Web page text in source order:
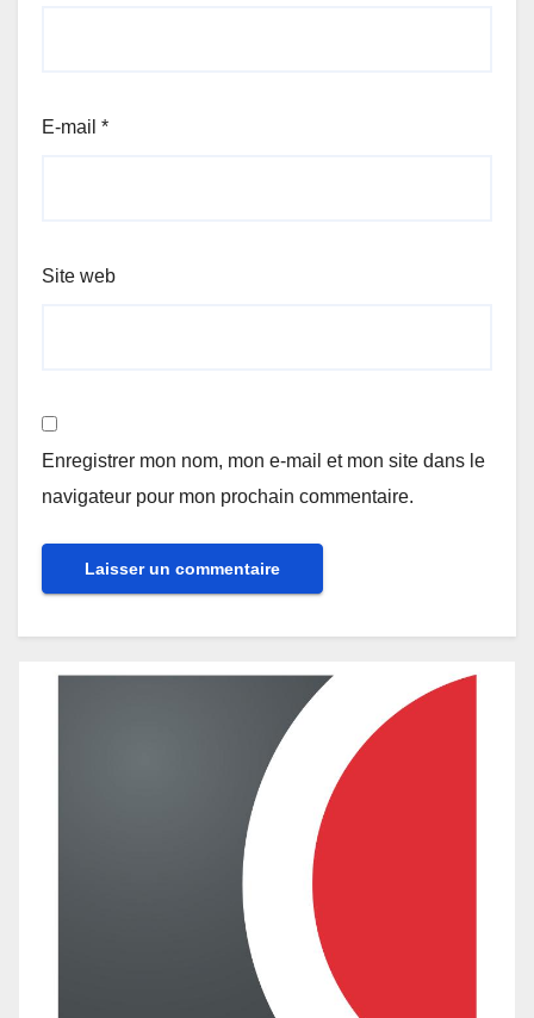
E-mail *
Site web
Enregistrer mon nom, mon e-mail et mon site dans le
navigateur pour mon prochain commentaire.